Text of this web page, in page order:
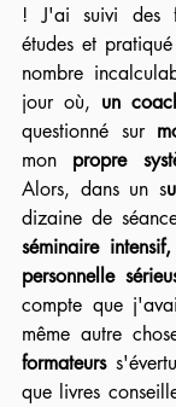
! J'ai suivi des
études et
nombre
jour où, un
questionné sur
mon propre
Alors, dans un s
dizaine de
séminaire intensif,
personnelle
compte que
formateurs
que livres